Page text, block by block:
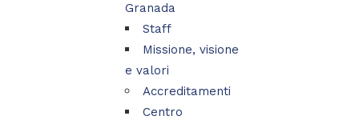
Granada
Staff
Missione, visione
e valori
Accreditamenti
Centro